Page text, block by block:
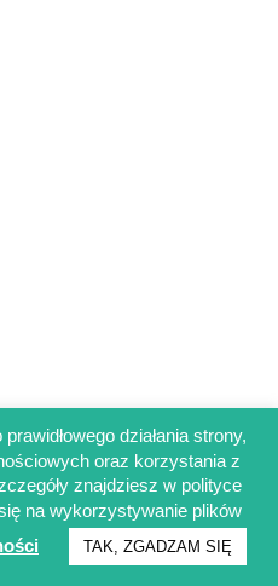
RODO
2025
działania strony,
oraz korzystania z
znajdziesz w polityce
na wykorzystywanie plików
TAK, ZGADZAM SIĘ